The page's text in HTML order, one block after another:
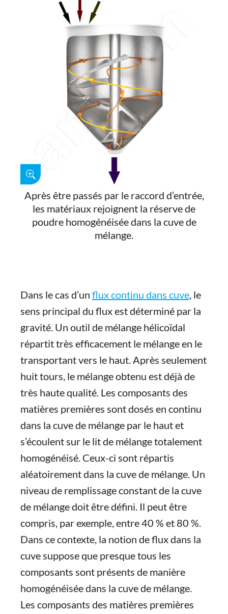
Après être passés par le raccord d’entrée,
les matériaux rejoignent la réserve de
poudre homogénéisée dans la cuve de
mélange.
Dans le cas d’un flux continu dans cuve, le
sens principal du flux est déterminé par la
gravité. Un outil de mélange hélicoïdal
répartit très efficacement le mélange en le
transportant vers le haut. Après seulement
huit tours, le mélange obtenu est déjà de
très haute qualité. Les composants des
matières premières sont dosés en continu
dans la cuve de mélange par le haut et
s’écoulent sur le lit de mélange totalement
homogénéisé. Ceux-ci sont répartis
aléatoirement dans la cuve de mélange. Un
niveau de remplissage constant de la cuve
de mélange doit être défini. Il peut être
compris, par exemple, entre 40 % et 80 %.
Dans ce contexte, la notion de flux dans la
cuve suppose que presque tous les
composants sont présents de manière
homogénéisée dans la cuve de mélange.
Les composants des matières premières